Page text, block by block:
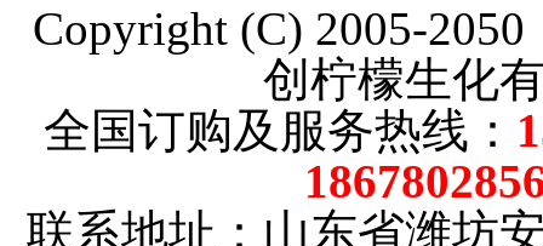
Copyright (C) 2005-
创柠檬生化
全国订购及服务热线：
联系地址：山东省潍坊